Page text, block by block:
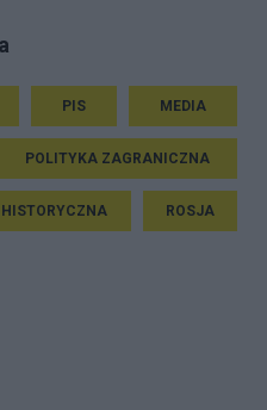
PIS MEDIA
POLITYKA ZAGRANICZNA
ROSJA